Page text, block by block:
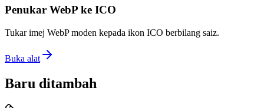
Penukar WebP ke ICO
Tukar imej WebP moden kepada ikon ICO berbilang saiz.
Buka alat
Baru ditambah